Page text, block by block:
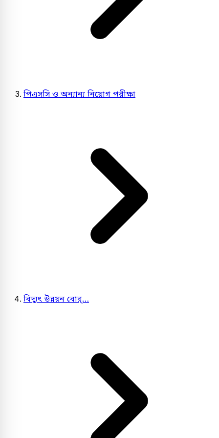
পিএসসি ও অন্যান্য নিয়োগ পরীক্ষা
বিদ্যুৎ উন্নয়ন বোর্…